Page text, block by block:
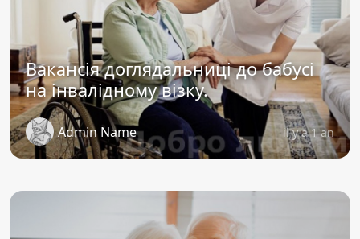
Вакансія доглядальниці до бабусі
на інвалідному візку.
Admin Name il y a 1 an